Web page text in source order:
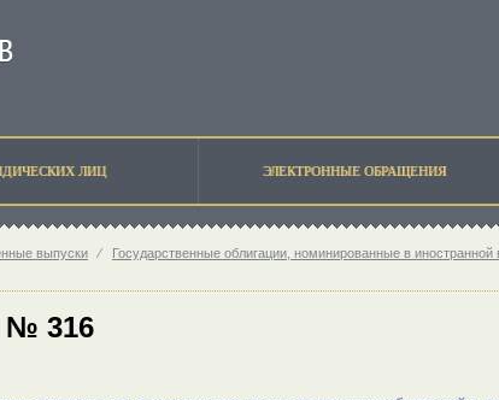
ЛИЦ ЭЛЕКТРОННЫЕ ОБРАЩЕНИЯ
выпуски ⁄ Государственные облигации, номинированные в
№ 316